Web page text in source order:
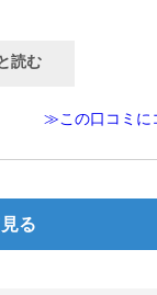
読む
≫この口コミに
る